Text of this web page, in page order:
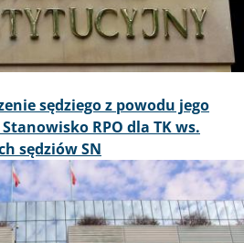
sędziego z powodu jego
RPO dla TK ws.
sędziów SN